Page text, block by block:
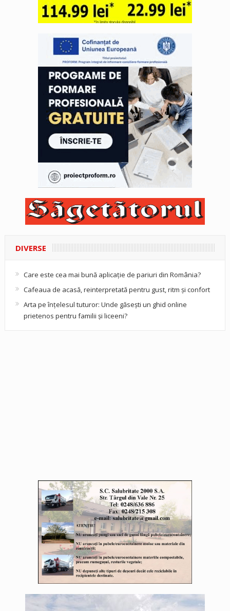
DIVERSE
Care este cea mai bună aplicație de pariuri din România?
Cafeaua de acasă, reinterpretată pentru gust, ritm și confort
Arta pe înțelesul tuturor: Unde găsești un ghid online
prietenos pentru familii și liceeni?